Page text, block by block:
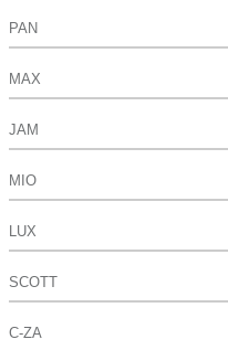
PAN
MAX
JAM
MIO
LUX
SCOTT
C-ZA